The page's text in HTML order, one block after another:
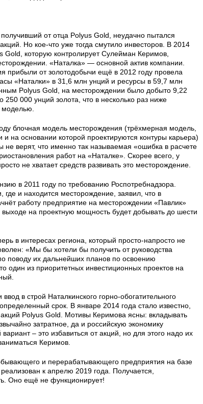
от отца Polyus Gold, неудачно пытался
Но кое-что уже тогда смутило инвесторов. В 2014
Gold, которую контролирует Сулейман Керимов,
«Наталка» — основной актив компании.
прибыли от золотодобычи ещё в 2012 году провела
«Наталки» в 31,6 млн унций и ресурсы в 59,7 млн
Polyus Gold, на месторождении было добыто 9,22
000 унций золота, что в несколько раз ниже
моделью.
блочная модель месторождения (трёхмерная модель,
на основании которой проектируются контуры карьера)
не верят, что именно так называемая «ошибка в расчете
работ на «Наталке». Скорее всего, у
не хватает средств развивать это месторождение.
в 2011 году по требованию Роспотребнадзора.
где и находится месторождение, заявил, что в
работу предприятие на месторождении «Павлик»
на проектную мощность будет добывать до шести
в интересах региона, который просто-напросто не
«Мы бы хотели бы получить от руководства
поводу их дальнейших планов по освоению
один из приоритетных инвестиционных проектов на
в строй Наталкинского горно-обогатительного
срок. В январе 2014 года стало известно,
Polyus Gold. Мотивы Керимова ясны: вкладывать
затратное, да и российскую экономику
– это избавиться от акций, но для этого надо их
Керимов.
и перерабатывающего предприятия на базе
к апрелю 2019 года. Получается,
Оно ещё не функционирует!